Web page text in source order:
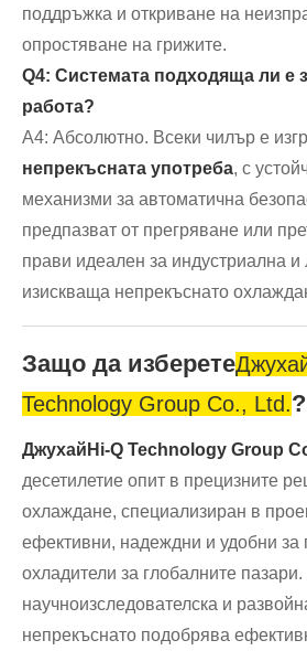
поддръжка и откриване на
опростяване на грижите.
Q4: Системата подходяща ли е
работа?
A4: Абсолютно. Всеки чилър е
непрекъсната употреба, с
механизми за автоматична
предпазват от прегряване или
прави идеален за индустриална
изискваща непрекъснато
Защо да изберете
Technology Group Co., Ltd.?
ДжухайHi-Q Technology Group
десетилетие опит в прецизните
охлаждане, специализиран в
ефективни, надеждни и удобни за
охладители за глобалните
научноизследователска и
непрекъснато подобрява